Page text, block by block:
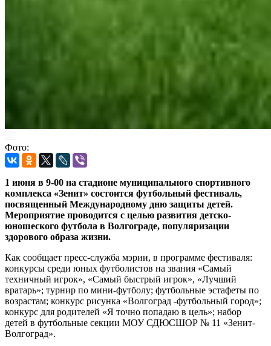
Фото:
1 июня в 9-00 на стадионе муниципального спортивного
комплекса «Зенит» состоится футбольный фестиваль,
посвященный Международному дню защиты детей.
Мероприятие проводится с целью развития детско-
юношеского футбола в Волгограде, популяризации
здорового образа жизни.
Как сообщает пресс-служба мэрии, в программе фестиваля:
конкурсы среди юных футболистов на звания «Самый
техничный игрок», «Самый быстрый игрок», «Лучший
вратарь»; турнир по мини-футболу; футбольные эстафеты по
возрастам; конкурс рисунка «Волгоград -футбольный город»;
конкурс для родителей «Я точно попадаю в цель»; набор
детей в футбольные секции МОУ СДЮСШОР № 11 «Зенит-
Волгоград».